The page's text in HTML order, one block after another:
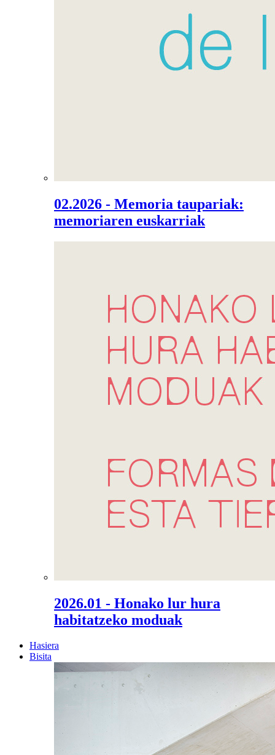
02.2026 - Memoria taupariak:
memoriaren euskarriak
2026.01 - Honako lur hura
habitatzeko moduak
Hasiera
Bisita